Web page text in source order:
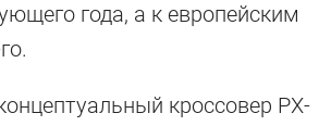
года, а к европейским
кроссовер PX-